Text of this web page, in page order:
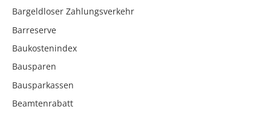
Bargeldloser Zahlungsverkehr
Barreserve
Baukostenindex
Bausparen
Bausparkassen
Beamtenrabatt